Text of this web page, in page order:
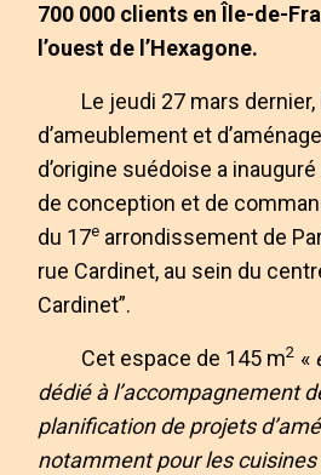
700 000 clients en Île-de-
l’ouest de l’Hexagone.
Le jeudi 27 mars dernier,
d’ameublement et
d’origine suédoise a
de conception et de
du 17e arrondissement de
rue Cardinet, au sein du
Cardinet”.
Cet espace de 145 m2 «
dédié à l’accompagnement
planification de projets
notamment pour les